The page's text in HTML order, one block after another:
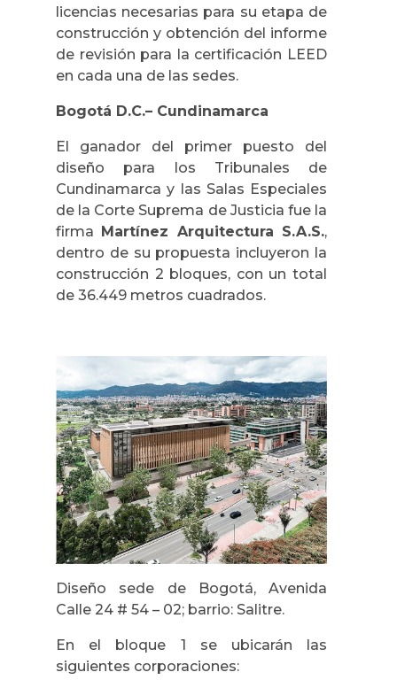
licencias necesarias para su etapa de
construcción y obtención del informe
de revisión para la certificación LEED
en cada una de las sedes.
Bogotá D.C.– Cundinamarca
El ganador del primer puesto del
diseño para los Tribunales de
Cundinamarca y las Salas Especiales
de la Corte Suprema de Justicia fue la
firma Martínez Arquitectura S.A.S.,
dentro de su propuesta incluyeron la
construcción 2 bloques, con un total
de 36.449 metros cuadrados.
Diseño sede de Bogotá, Avenida
Calle 24 # 54 – 02; barrio: Salitre.
En el bloque 1 se ubicarán las
siguientes corporaciones: